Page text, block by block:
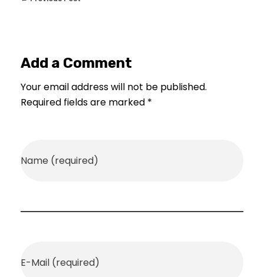
Add a Comment
Your email address will not be published.
Required fields are marked *
Name (required)
E-Mail (required)